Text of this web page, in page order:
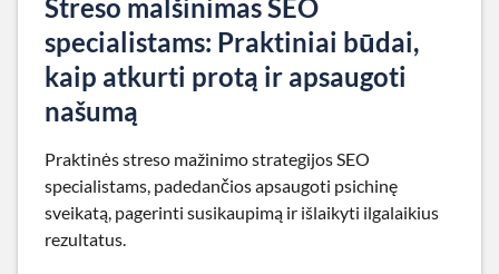
Streso malšinimas SEO
specialistams: Praktiniai būdai,
kaip atkurti protą ir apsaugoti
našumą
Praktinės streso mažinimo strategijos SEO
specialistams, padedančios apsaugoti psichinę
sveikatą, pagerinti susikaupimą ir išlaikyti ilgalaikius
rezultatus.